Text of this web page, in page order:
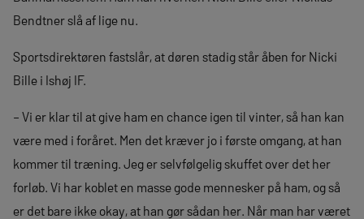
Bendtner slå af lige nu.
Sportsdirektøren fastslår, at døren stadig står åben for Nicki
Bille i Ishøj IF.
– Vi er klar til at give ham en chance igen til vinter, så han kan
være med i foråret. Men det kræver jo i første omgang, at han
kommer til træning. Jeg er selvfølgelig skuffet over det her
forløb. Vi har koblet en masse gode mennesker på ham, og så
er det bare ikke okay, at han gør sådan her. Når man har været